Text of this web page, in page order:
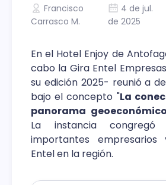
Francisco
Carrasco M.
4 de jul.
de 2025
En el Hotel Enjoy de
cabo la Gira Entel
su edición 2025- reunió a
bajo el concepto "La
panorama
La instancia
importantes
Entel en la región.